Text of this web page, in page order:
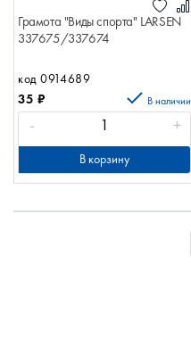
Грамота "Виды спорта" LARSEN
337675/337674
код 0914689
35 ₽ В наличии
- +
В корзину